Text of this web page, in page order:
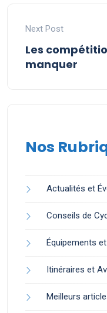
Next Post
Les
manquer
Nos
Actualités et
Conseils de
Équipements
Itinéraires et
Meilleurs